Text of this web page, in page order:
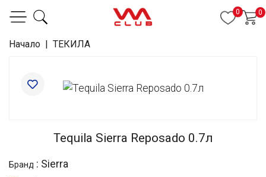
0 0
Начало | ТЕКИЛА
Tequila Sierra Reposado 0.7л
Бранд : Sierra